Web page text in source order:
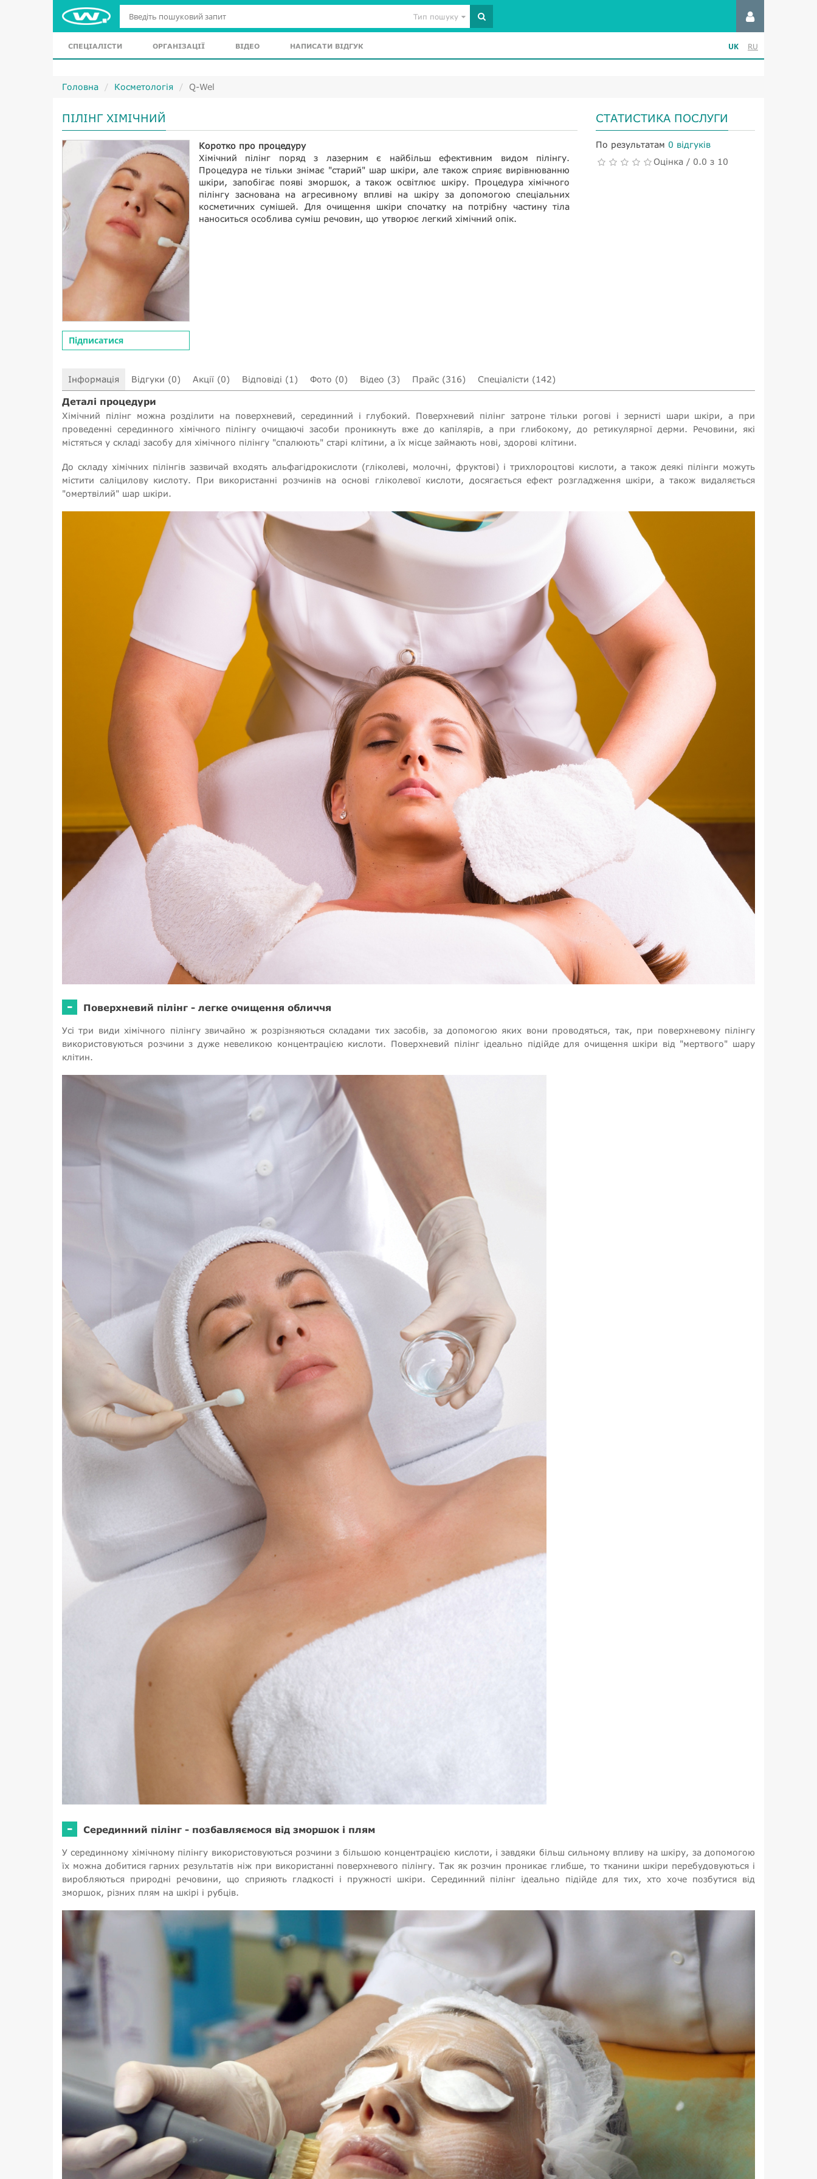
Тип пошуку
СПЕЦІАЛІСТИ ОРГАНІЗАЦІЇ ВІДЕО НАПИСАТИ ВІДГУК UK RU
Головна Косметологія Q-Wel
ПІЛІНГ ХІМІЧНИЙ
Підписатися
Коротко про процедуру
Хімічний пілінг поряд з лазерним є найбільш ефективним видом пілінгу.
Процедура не тільки знімає "старий" шар шкіри, але також сприяє вирівнюванню
шкіри, запобігає появі зморшок, а також освітлює шкіру. Процедура хімічного
пілінгу заснована на агресивному впливі на шкіру за допомогою спеціальних
косметичних сумішей. Для очищення шкіри спочатку на потрібну частину тіла
наноситься особлива суміш речовин, що утворює легкий хімічний опік.
СТАТИСТИКА ПОСЛУГИ
По результатам 0 відгуків
Оцінка / 0.0 з 10
Інформація Відгуки (0) Акції (0) Відповіді (1) Фото (0) Відео (3) Прайс (316) Спеціалісти (142)
Деталі процедури
Хімічний пілінг можна розділити на поверхневий, серединний і глубокий. Поверхневий пілінг затроне тільки рогові і зернисті шари шкіри, а при
проведенні серединного хімічного пілінгу очищаючі засоби проникнуть вже до капілярів, а при глибокому, до ретикулярної дерми. Речовини, які
містяться у складі засобу для хімічного пілінгу "спалюють" старі клітини, а їх місце займають нові, здорові клітини.
До складу хімічних пілінгів зазвичай входять альфагідрокислоти (гліколеві, молочні, фруктові) і трихлороцтові кислоти, а також деякі пілінги можуть
містити саліцилову кислоту. При використанні розчинів на основі гліколевої кислоти, досягається ефект розгладження шкіри, а також видаляється
"омертвілий" шар шкіри.
- Поверхневий пілінг - легке очищення обличчя
Усі три види хімічного пілінгу звичайно ж розрізняються складами тих засобів, за допомогою яких вони проводяться, так, при поверхневому пілінгу
використовуються розчини з дуже невеликою концентрацією кислоти. Поверхневий пілінг ідеально підійде для очищення шкіри від "мертвого" шару
клітин.
- Серединний пілінг - позбавляємося від зморшок і плям
У серединному хімічному пілінгу використовуються розчини з більшою концентрацією кислоти, і завдяки більш сильному впливу на шкіру, за допомогою
їх можна добитися гарних результатів ніж при використанні поверхневого пілінгу. Так як розчин проникає глибше, то тканини шкіри перебудовуються і
виробляються природні речовини, що сприяють гладкості і пружності шкіри. Серединний пілінг ідеально підійде для тих, хто хоче позбутися від
зморшок, різних плям на шкірі і рубців.